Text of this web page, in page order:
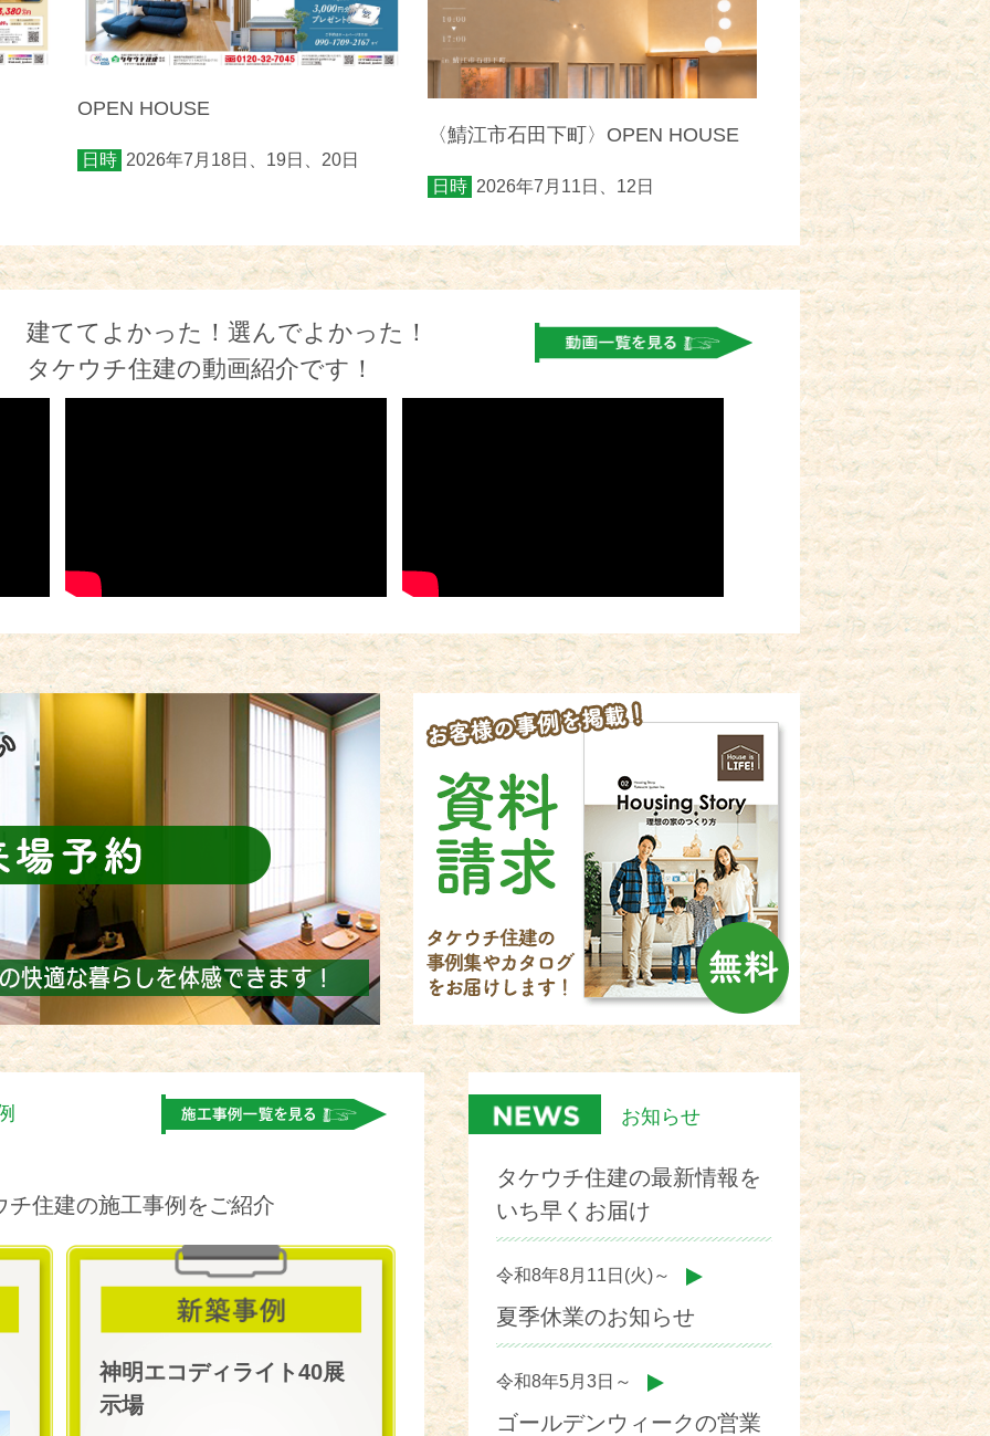
OPEN HOUSE
日時 2026年7月18日、19日、20日
〈鯖江市石田下町〉OPEN HOUSE
日時 2026年7月11日、12日
建ててよかった！選んでよかった！
タケウチ住建の動画紹介です！
住建の施工事例をご紹介
神明エコディライト40展
示場
お知らせ
タケウチ住建の最新情報を
いち早くお届け
令和8年8月11日(火)～
夏季休業のお知らせ
令和8年5月3日～
ゴールデンウィークの営業